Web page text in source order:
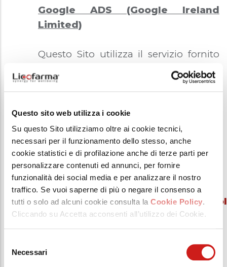
Questo sito web utilizza i cookie
Su questo Sito utilizziamo oltre ai cookie tecnici,
necessari per il funzionamento dello stesso, anche
cookie statistici e di profilazione anche di terze parti per
personalizzare contenuti ed annunci, per fornire
funzionalità dei social media e per analizzare il nostro
traffico. Se vuoi saperne di più o negare il consenso a
tutti o solo ad alcuni cookie consulta la Cookie Policy.
Cliccando su Accetta acconsenti all’utilizzo dei Cookie.
delNecessari
Google ADS (Google Ireland
Limited)
Questo Sito utilizza il servizio fornito
da Google Ireland Limited per la
gestione di pubblicità personalizzata
navigazione degli utenti. Ulteriori
informazioni sulla gestione della
privacy e/o sulle modalità con cui
l’utente può rifiutare o eliminare
questo tipo di cookie sono disponibili
al seguente link:
https://policies.google.com/
hl=it
Pixel di Facebook (Meta Platforms